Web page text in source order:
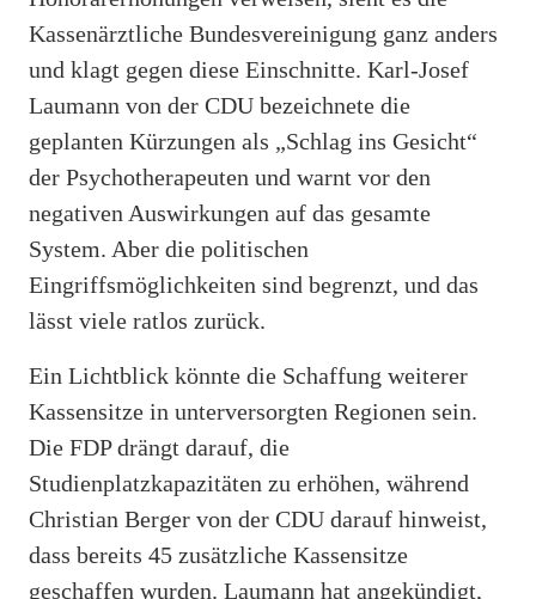
Kassenärztliche Bundesvereinigung ganz anders
und klagt gegen diese Einschnitte. Karl-Josef
Laumann von der CDU bezeichnete die
geplanten Kürzungen als „Schlag ins Gesicht“
der Psychotherapeuten und warnt vor den
negativen Auswirkungen auf das gesamte
System. Aber die politischen
Eingriffsmöglichkeiten sind begrenzt, und das
lässt viele ratlos zurück.
Ein Lichtblick könnte die Schaffung weiterer
Kassensitze in unterversorgten Regionen sein.
Die FDP drängt darauf, die
Studienplatzkapazitäten zu erhöhen, während
Christian Berger von der CDU darauf hinweist,
dass bereits 45 zusätzliche Kassensitze
geschaffen wurden. Laumann hat angekündigt,